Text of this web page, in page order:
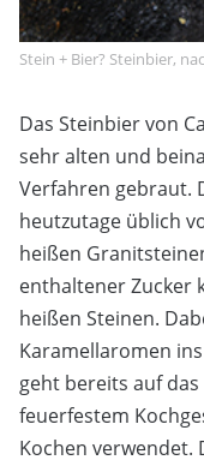
Stein + Bier? Steinbier,
Das Steinbier von
sehr alten und
Verfahren gebraut.
heutzutage üblich
heißen
enthaltener Zucker
heißen Steinen.
Karamellaromen
geht bereits auf
feuerfestem
Kochen verwendet.